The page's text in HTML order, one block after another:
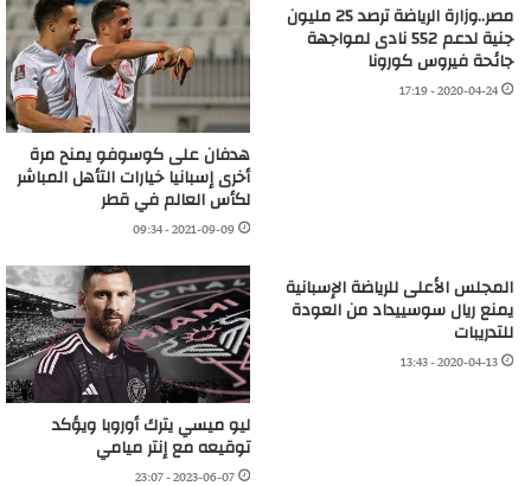
مصر..وزارة الرياضة ترصد 25 مليون
جنية لدعم 552 نادى لمواجهة
جائحة فيروس كورونا
2020-04-24 - 17:19
هدفان على كوسوفو يمنح مرة
أخرى إسبانيا خيارات التأهل المباشر
لكأس العالم في قطر
2021-09-09 - 09:34
المجلس الأعلى للرياضة الإسبانية
يمنع ريال سوسييداد من العودة
للتدريبات
2020-04-13 - 13:43
ليو ميسي يترك أوروبا ويؤكد
توقيعه مع إنتر ميامي
2023-06-07 - 23:07